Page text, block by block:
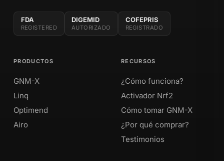
FDA
REGISTERED
DIGEMID
AUTORIZADO
COFEPRIS
REGISTRADO
PRODUCTOS
GNM-X
Linq
Optimend
Airo
RECURSOS
¿Cómo funciona?
Activador Nrf2
Cómo tomar GNM-X
¿Por qué comprar?
Testimonios